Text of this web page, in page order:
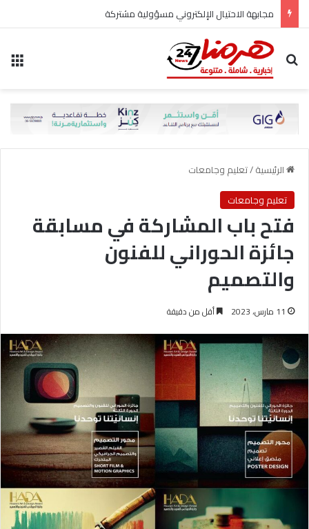
مجابهة الاحتيال الإلكتروني مسؤولية مشتركة
بحث عن
الرئيسية/تعليم وجامعات
تعليم وجامعات
فتح باب المشاركة في مسابقة
جائزة الحوراني للفنون
والتصميم
11 مارس، 2023 أقل من دقيقة